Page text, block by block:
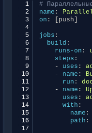
1
#
2
name :
3
on : push
4
5
jobs :
6
build :
7
runs-on :
8
steps :
9
- uses :
10
- name :
11
run :
12
- name :
13
uses :
14
with :
15
name :
16
path :
17